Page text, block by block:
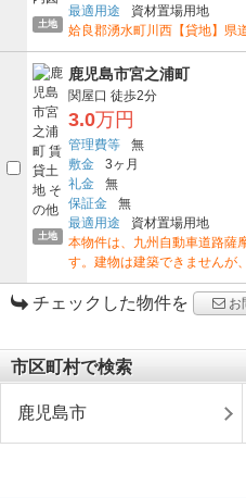
土地
最適用途
資材置場用地
姶良郡湧水町川西【貸地】県
土地
鹿児島市宮之浦町
関屋口 徒歩2分
3.0万円
管理費等
無
敷金
3ヶ月
礼金
無
保証金
無
最適用途
資材置場用地
本物件は、九州自動車道路薩
す。建物は建築できませんが
チェックした物件を お
市区町村で検索
鹿児島市